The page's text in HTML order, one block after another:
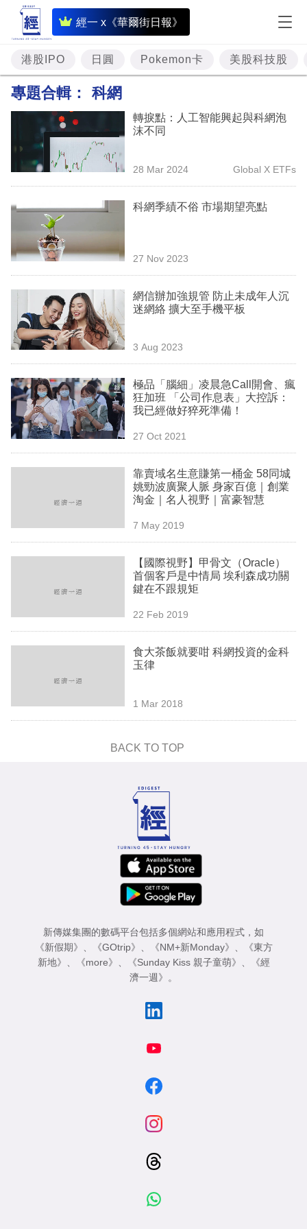
經一 x《華爾街日報》
即
時
財
經
投
資
理
商
業
科
技
職
場
生
欄
區
港股IPO 日圓 Pokemon卡 美股科技股
專題合輯： 科網
轉捩點：人工智能興起與科網泡
沫不同
28 Mar 2024 Global X ETFs
科網季績不俗 市場期望亮點
27 Nov 2023
網信辦加強規管 防止未成年人沉
迷網絡 擴大至手機平板
3 Aug 2023
極品「腦細」凌晨急Call開會、瘋
狂加班 「公司作息表」大控訴：
我已經做好猝死準備！
27 Oct 2021
靠賣域名生意賺第一桶金 58同城
姚勁波廣聚人脈 身家百億｜創業
淘金｜名人視野｜富豪智慧
7 May 2019
【國際視野】甲骨文（Oracle）
首個客戶是中情局 埃利森成功關
鍵在不跟規矩
22 Feb 2019
食大茶飯就要咁 科網投資的金科
玉律
1 Mar 2018
BACK TO TOP
新傳媒集團的數碼平台包括多個網站和應用程式，如
《新假期》
《GOtrip》 《NM+新Monday》
《東方
新地》
《more》 《Sunday Kiss 親子童萌》
《經
濟一週》
。